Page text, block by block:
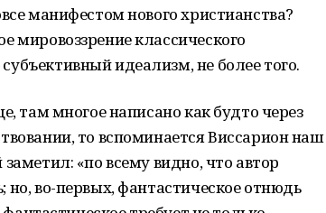
манифестом нового христианства?
мировоззрение классического
идеализм, не более того.
там многое написано как будто через
то вспоминается Виссарион наш
«по всему видно, что автор
но, во-первых, фантастическое отнюдь